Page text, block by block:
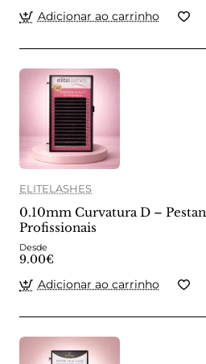
Adicionar ao carrinho
ELITELASHES
0.10mm Curvatura D –
Profissionais
Desde
9.00€
Adicionar ao carrinho